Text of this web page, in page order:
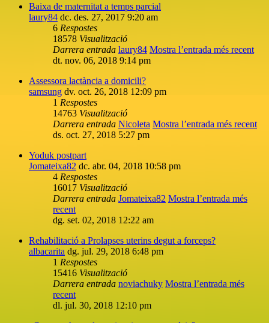
Baixa de maternitat a temps parcial
laury84 dc. des. 27, 2017 9:20 am
6 Respostes
18578 Visualització
Darrera entrada laury84 Mostra l’entrada més recent
dt. nov. 06, 2018 9:14 pm
Assessora lactància a domicili?
samsung dv. oct. 26, 2018 12:09 pm
1 Respostes
14763 Visualització
Darrera entrada Nicoleta Mostra l’entrada més recent
ds. oct. 27, 2018 5:27 pm
Yoduk postpart
Jomateixa82 dc. abr. 04, 2018 10:58 pm
4 Respostes
16017 Visualització
Darrera entrada Jomateixa82 Mostra l’entrada més
recent
dg. set. 02, 2018 12:22 am
Rehabilitació a Prolapses uterins degut a forceps?
albacarita dg. jul. 29, 2018 6:48 pm
1 Respostes
15416 Visualització
Darrera entrada noviachuky Mostra l’entrada més
recent
dl. jul. 30, 2018 12:10 pm